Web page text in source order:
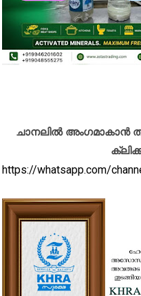
ചാനലിൽ അംഗമാകാൻ
https://whatsapp.com/